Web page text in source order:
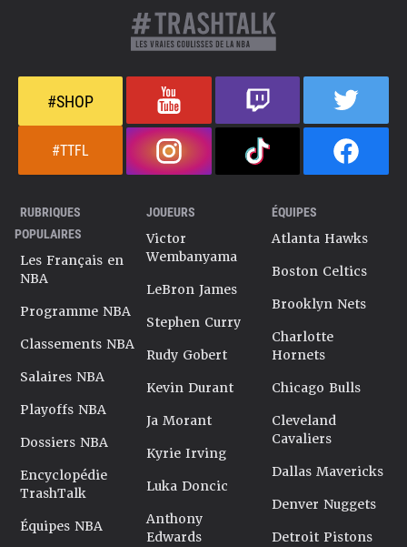
#SHOP
#TTFL
RUBRIQUES
POPULAIRES
Les Français en
NBA
Programme NBA
Classements NBA
Salaires NBA
Playoffs NBA
Dossiers NBA
Encyclopédie
TrashTalk
Équipes NBA
JOUEURS
Victor
Wembanyama
LeBron James
Stephen Curry
Rudy Gobert
Kevin Durant
Ja Morant
Kyrie Irving
Luka Doncic
Anthony
Edwards
ÉQUIPES
Atlanta Hawks
Boston Celtics
Brooklyn Nets
Charlotte
Hornets
Chicago Bulls
Cleveland
Cavaliers
Dallas Mavericks
Denver Nuggets
Detroit Pistons